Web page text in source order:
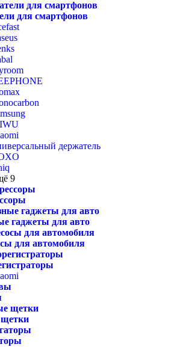
для смартфонов
держатель
9
гаджеты для авто
для автомобиля